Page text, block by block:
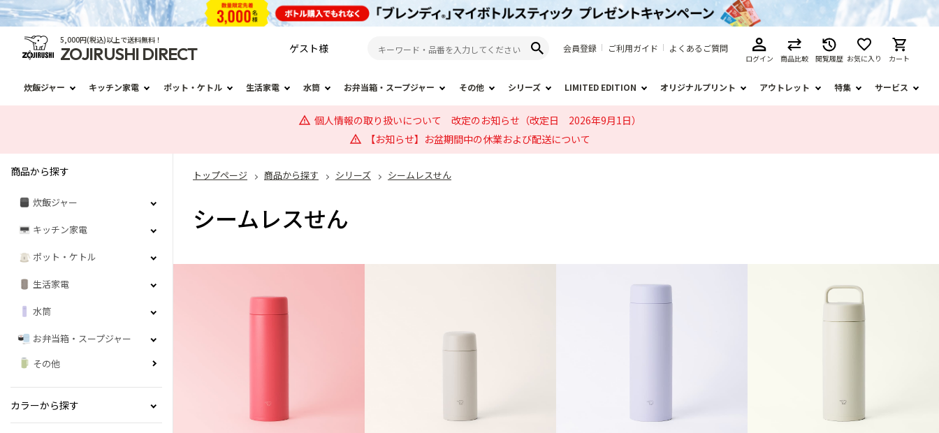
5,000円(税込)以上で送料無料！
ZOJIRUSHI DIRECT ゲスト様 会員登録 ご利用ガイド よくあるご質問
ログイン 商品比較 閲覧履歴 お気に入り カート
炊飯ジャー キッチン家電 ポット・ケトル 生活家電 水筒 お弁当箱・スープジャー その他 シリーズ LIMITED EDITION オリジナルプリント アウトレット 特集 サービス
個人情報の取り扱いについて 改定のお知らせ（改定日 2026年9月1日）
【お知らせ】お盆期間中の休業および配送について
トップページ 商品から探す シリーズ シームレスせん
シームレスせん
商品から探す
炊飯ジャー
キッチン家電
ポット・ケトル
生活家電
水筒
お弁当箱・スープジャー
その他
カラーから探す